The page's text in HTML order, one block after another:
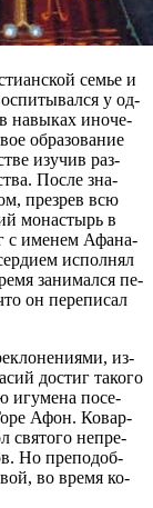
се­мье и
у од­
на­вы­ках ино­че­
об­ра­зо­ва­ние
изу­чив раз­
По­сле зна­
пре­зрев всю
мо­на­стырь в
с име­нем Афа­на­
ис­пол­нял
за­ни­мал­ся пе­
он пе­ре­пи­сал
из­
до­стиг та­ко­го
игу­ме­на по­се­
Афон. Ко­вар­
свя­то­го непре­
Но пре­по­доб­
во вре­мя ко­